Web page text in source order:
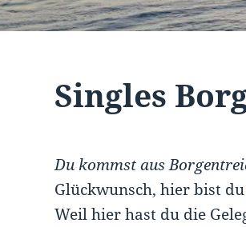
Singles
Du kommst aus
Glückwunsch, hier bist
Weil hier hast du die